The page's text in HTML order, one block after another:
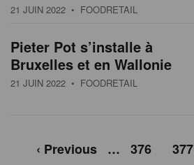
21 JUIN 2022 • FOODRETAIL
Pieter Pot s’installe à
Bruxelles et en Wallonie
21 JUIN 2022 • FOODRETAIL
‹ Previous … 376 377